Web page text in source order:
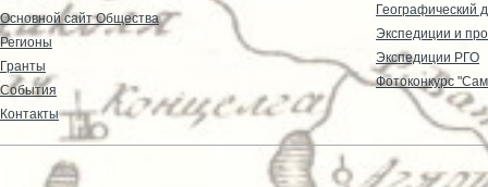
Основной сайт Общества
Регионы
Гранты
События
Контакты
Географический
Экспедиции и
Экспедиции РГО
Фотоконкурс